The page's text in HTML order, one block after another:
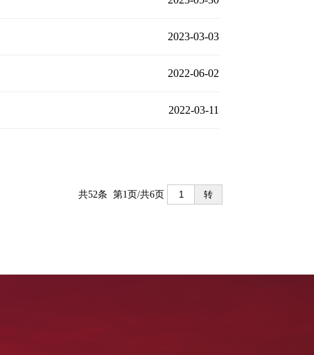
2023-03-03
2022-06-02
2022-03-11
共52条 第1页/共6页 转